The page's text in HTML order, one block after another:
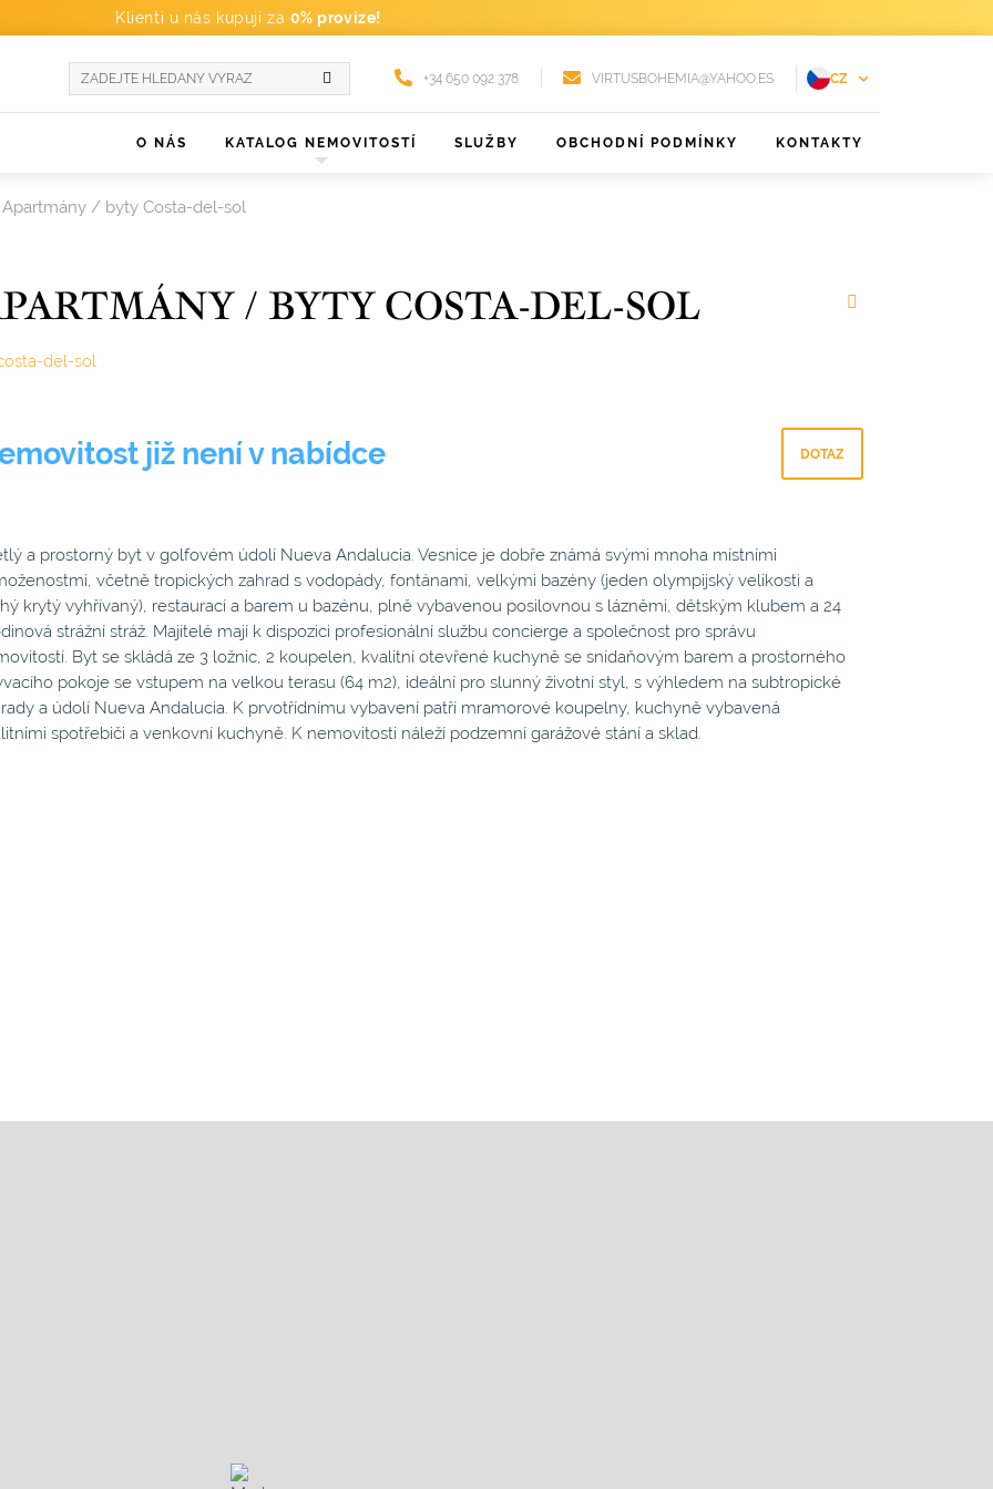
Klienti u nás kupují za 0% provize!
+34 650 092 378 VIRTUSBOHEMIA@YAHOO.ES CZ
O NÁS KATALOG NEMOVITOSTÍ SLUŽBY OBCHODNÍ PODMÍNKY KONTAKTY
Apartmány / byty Costa-del-sol
/ BYTY COSTA-DEL-SOL
del-sol
již není v nabídce DOTAZ
a prostorný byt v golfovém údolí Nueva Andalucia. Vesnice je dobře známá svými mnoha místními
včetně tropických zahrad s vodopády, fontánami, velkými bazény (jeden olympijský velikosti a
krytý vyhřívaný), restaurací a barem u bazénu, plně vybavenou posilovnou s lázněmi, dětským klubem a 24
strážní stráž. Majitelé mají k dispozici profesionální službu concierge a společnost pro správu
Byt se skládá ze 3 ložnic, 2 koupelen, kvalitní otevřené kuchyně se snídaňovým barem a prostorného
pokoje se vstupem na velkou terasu (64 m2), ideální pro slunný životní styl, s výhledem na subtropické
a údolí Nueva Andalucia. K prvotřídnímu vybavení patří mramorové koupelny, kuchyně vybavená
spotřebiči a venkovní kuchyně. K nemovitosti náleží podzemní garážové stání a sklad.